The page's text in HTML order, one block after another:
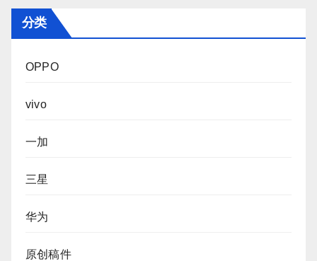
分类
OPPO
vivo
一加
三星
华为
原创稿件